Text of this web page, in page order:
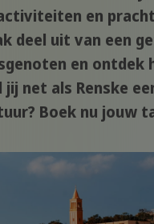
en
deel uit van een
en ontdek
net als Renske
Boek nu jouw